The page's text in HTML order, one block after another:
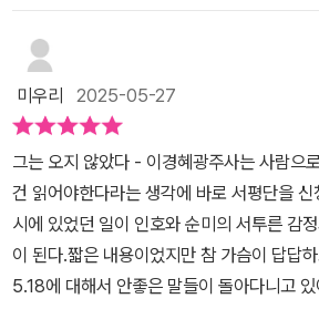
리가 해야할 것이다. 소홀하지 않게 멈추지
것이다.*출판사로부터 책을 제공받아 작성하
말미에 #이경혜 작가님의 말이너무 가슴에
자 눌러 적는 제 마음도 무거울 따름입니다.
도 함부로 적어서도,제대로 적지 않으면 안
조금이나마 알 것 같은 마음입니다.저는 #소
터라무언가 두 책의 접점을 찾게 되며 읽었던
는 그 당시 상황을 상세하게 표현했다면,#
소설이기 때문에자극적이지 않지만 충분한
있습니다.(청소년 소설의 가장 큰 장점이죠
번 돌아보게 되는 책입니다. 하고 싶은 얘기
얘기도 많은 지금이네요.책을 해석하기 나
미우리 2025-05-27
그는 오지 않았다 - 이경혜광주사는 사람으
건 읽어야한다라는 생각에 바로 서평단을
시에 있었던 일이 인호와 순미의 서투른 감
이 된다.짧은 내용이었지만 참 가슴이 답답
5.18에 대해서 안좋은 말들이 돌아다니고